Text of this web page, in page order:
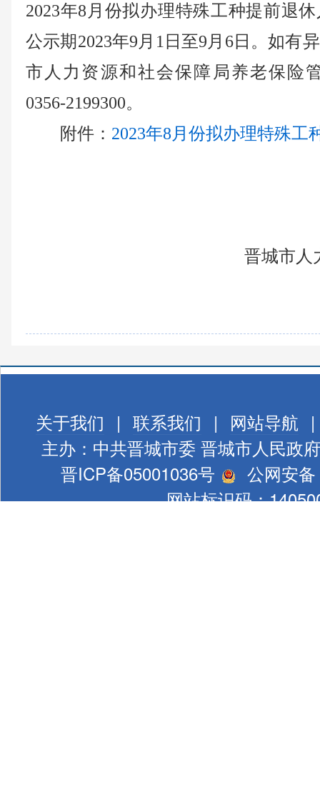
2023年8月份拟办理特殊工种提前退
公示期2023年9月1日至9月6日。如有
市人力资源和社会保障局养老保险
0356-2199300。
附件： 2023年8月份拟办理特殊工
晋城市
关于我们 | 联系我们 | 网站导航 |
主办：中共晋城市委 晋城市人民政府
晋ICP备05001036号
公网安
网站标识码：